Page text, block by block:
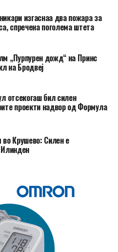
изгаснаа два пожара за
спречена поголема штета
„Пурпурен дожд“ на Принс
на Бродвеј
отсекогаш бил силен
проекти надвор од Формула
Крушево: Силен е